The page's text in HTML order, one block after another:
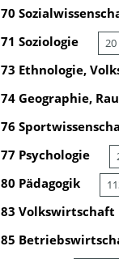
70
71 Soziologie
73 Ethnologie,
74 Geographie,
76
77 Psychologie
80 Pädagogik
83 Volkswirtschaft
85